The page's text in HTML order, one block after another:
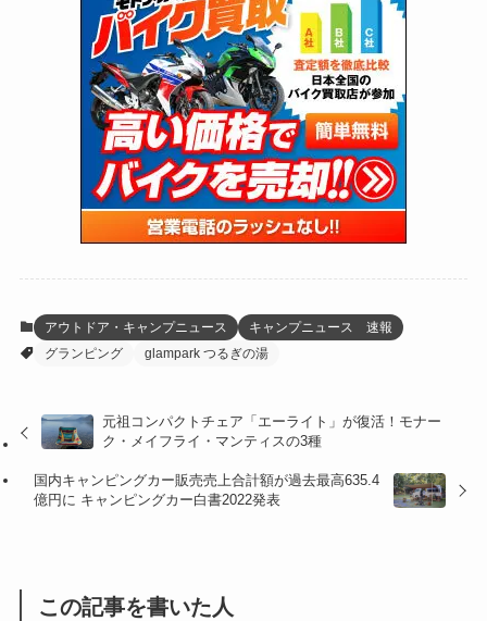
(34)
(5)
(12)
(63)
(109)
(25)
(24)
(47)
(15)
(5)
(62)
(4)
(6)
(17)
(5)
(27)
(131)
(38)
(131)
(167)
(85)
(21)
(61)
(171)
(98)
(13)
(60)
(274)
(171)
(38)
(47)
(59)
(41)
(47)
(1)
(141)
(255)
(204)
(23)
(33)
(34)
(35)
(41)
(415)
(16)
(170)
(27)
(147)
(13)
(19)
(12)
(16)
(20)
(4)
(16)
(1)
アウトドア・キャンプニュース
キャンプニュース 速報
グランピング
glampark つるぎの湯
元祖コンパクトチェア「エーライト」が復活！モナー
ク・メイフライ・マンティスの3種
国内キャンピングカー販売売上合計額が過去最高635.4
億円に キャンピングカー白書2022発表
この記事を書いた人